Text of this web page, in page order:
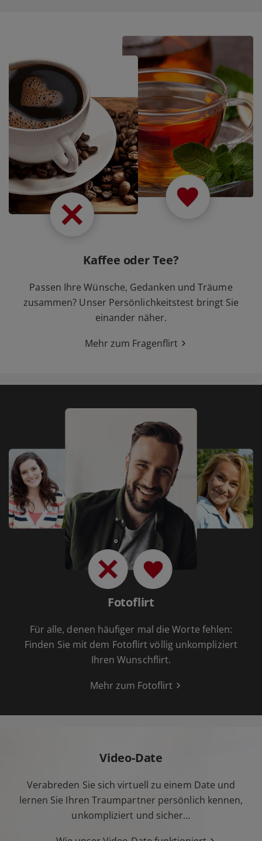
Kaffee oder Tee?
Passen Ihre Wünsche, Gedanken und Träume
zusammen? Unser Persönlichkeitstest bringt Sie
einander näher.
Mehr zum Fragenflirt
Fotoflirt
Für alle, denen häufiger mal die Worte fehlen:
Finden Sie mit dem Fotoflirt völlig unkompliziert
Ihren Wunschflirt.
Mehr zum Fotoflirt
Video-Date
Verabreden Sie sich virtuell zu einem Date und
lernen Sie Ihren Traumpartner persönlich kennen,
unkompliziert und sicher…